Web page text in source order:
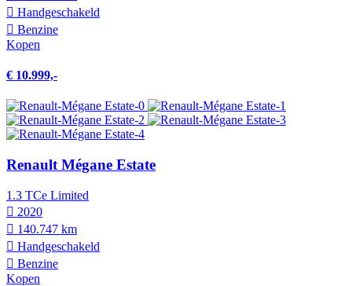
Hand­geschakeld
Benzine
Kopen
€ 10.999,-
Renault Mégane Estate
1.3 TCe Limited
2020
140.747 km
Hand­geschakeld
Benzine
Kopen